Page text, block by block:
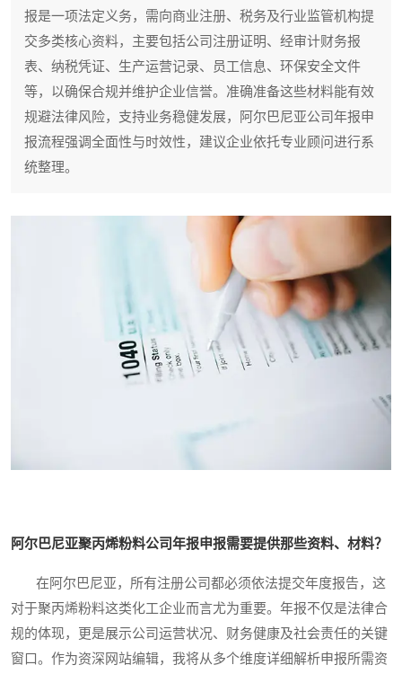
报是一项法定义务，需向商业注册、税务及行业监管机构提
交多类核心资料，主要包括公司注册证明、经审计财务报
表、纳税凭证、生产运营记录、员工信息、环保安全文件
等，以确保合规并维护企业信誉。准确准备这些材料能有效
规避法律风险，支持业务稳健发展，阿尔巴尼亚公司年报申
报流程强调全面性与时效性，建议企业依托专业顾问进行系
统整理。
阿尔巴尼亚聚丙烯粉料公司年报申报需要提供那些资料、材料？
在阿尔巴尼亚，所有注册公司都必须依法提交年度报告，这
对于聚丙烯粉料这类化工企业而言尤为重要。年报不仅是法律合
规的体现，更是展示公司运营状况、财务健康及社会责任的关键
窗口。作为资深网站编辑，我将从多个维度详细解析申报所需资